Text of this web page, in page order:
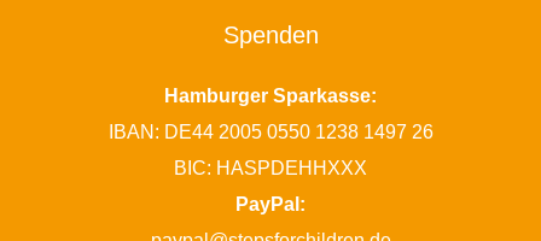
Spenden
Hamburger Sparkasse:
IBAN: DE44 2005 0550 1238 1497 26
BIC: HASPDEHHXXX
PayPal: